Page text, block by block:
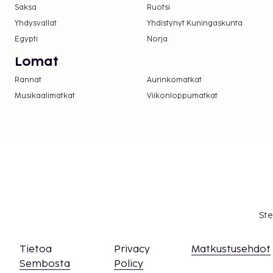
Majoituspaikka siivotaan ammattimaisesti.
Saksa
Ruotsi
Yhdysvallat
Yhdistynyt Kuningaskunta
Egypti
Norja
Lomat
Rannat Aurinkomatkat
Musikaalimatkat
Viikonloppumatkat
Tietoa
Sembosta
Privacy
Policy
Matkustusehdot